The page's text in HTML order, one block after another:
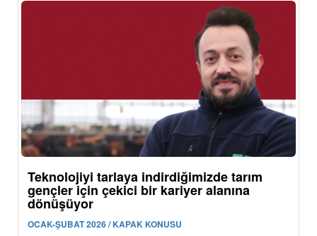
Teknolojiyi tarlaya indirdiğimizde tarım
gençler için çekici bir kariyer alanına
dönüşüyor
OCAK-ŞUBAT 2026 / KAPAK KONUSU